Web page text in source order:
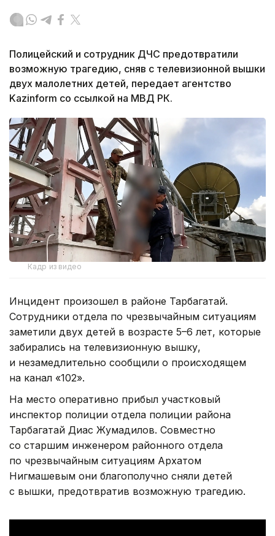
Полицейский и сотрудник ДЧС предотвратили
возможную трагедию, сняв с телевизионной вышки
двух малолетних детей, передает агентство
Kazinform со ссылкой на МВД РК.
Кадр из видео
Инцидент произошел в районе Тарбагатай.
Сотрудники отдела по чрезвычайным ситуациям
заметили двух детей в возрасте 5–6 лет, которые
забирались на телевизионную вышку,
и незамедлительно сообщили о происходящем
на канал «102».
На место оперативно прибыл участковый
инспектор полиции отдела полиции района
Тарбагатай Диас Жумадилов. Совместно
со старшим инженером районного отдела
по чрезвычайным ситуациям Архатом
Нигмашевым они благополучно сняли детей
с вышки, предотвратив возможную трагедию.